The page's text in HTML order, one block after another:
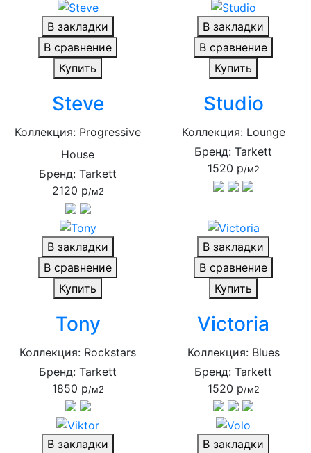
В закладки
В сравнение
Купить
Steve
Коллекция: Progressive
House
Бренд: Tarkett
2120 р/м2
В закладки
В сравнение
Купить
Studio
Коллекция: Lounge
Бренд: Tarkett
1520 р/м2
В закладки
В сравнение
Купить
Tony
Коллекция: Rockstars
Бренд: Tarkett
1850 р/м2
В закладки
В сравнение
Купить
Victoria
Коллекция: Blues
Бренд: Tarkett
1520 р/м2
В закладки
В закладки